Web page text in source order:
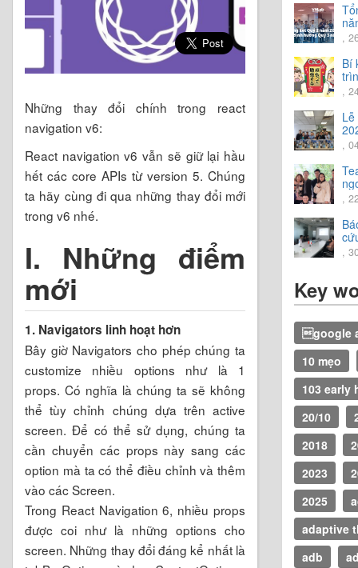
Những thay đổi chính trong react
navigation v6:
React navigation v6 vẫn sẽ giữ lại hầu
hết các core APIs từ version 5. Chúng
ta hãy cùng đi qua những thay đổi mới
trong v6 nhé.
I. Những điểm
mới
1. Navigators linh hoạt hơn
Bây giờ Navigators cho phép chúng ta
customize nhiều options như là 1
props. Có nghĩa là chúng ta sẽ không
thể tùy chỉnh chúng dựa trên active
screen. Để có thể sử dụng, chúng ta
cần chuyển các props này sang các
option mà ta có thể điều chỉnh và thêm
vào các Screen.
Trong React Navigation 6, nhiều props
được coi như là những options cho
screen. Những thay đổi đáng kể nhất là
,
Bí
,
,
,
,
Key
google
10 mẹo
103 early
20/10
2018
2023
2025
adaptive
adb